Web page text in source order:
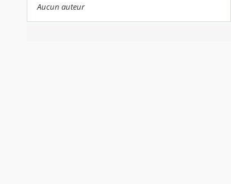
Aucun auteur